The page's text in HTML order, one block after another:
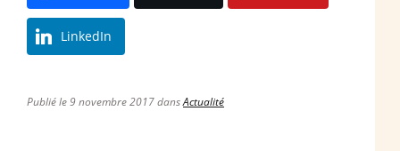
LinkedIn
Publié le 9 novembre 2017 dansActualité